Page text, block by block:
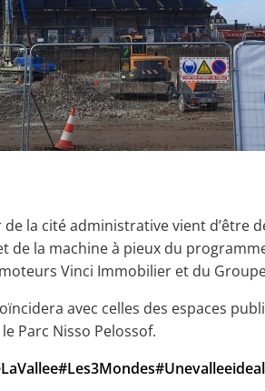
la cité administrative vient d’être
de la machine à pieux du
Vinci Immobilier et du
avec celles des espaces
Parc Nisso Pelossof.
#Les3Mondes